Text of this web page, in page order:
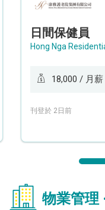
日間保健員
Hong Nga
18,000 / 月薪
刊登於 2日前
物業管理